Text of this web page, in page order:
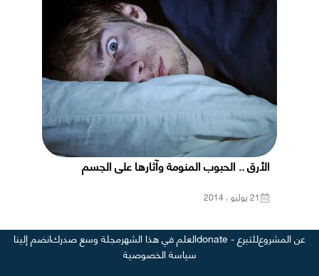
الأرق .. الحبوب المنومة وآثارها على الجسم
21 يوليو ، 2014
عن المشروعللتبرع - donate العلم في هذا الشهرمجلة وسع صدركانضم إلينا
سياسة الخصوصية